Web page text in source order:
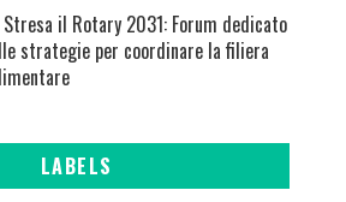
Stresa il Rotary 2031: Forum dedicato
strategie per coordinare la filiera
LABELS